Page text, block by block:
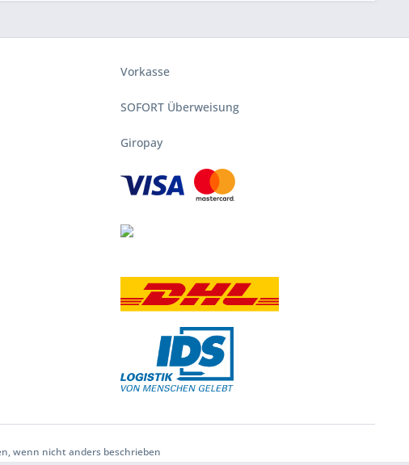
Vorkasse
SOFORT Überweisung
Giropay
wenn nicht anders beschrieben